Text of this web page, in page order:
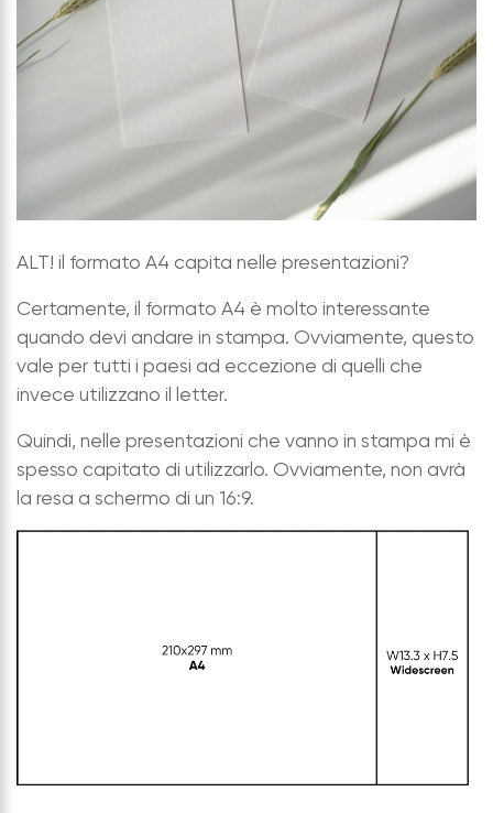
ALT! il formato A4 capita nelle presentazioni?
Certamente, il formato A4 è molto interessante
quando devi andare in stampa. Ovviamente, questo
vale per tutti i paesi ad eccezione di quelli che
invece utilizzano il letter.
Quindi, nelle presentazioni che vanno in stampa mi è
spesso capitato di utilizzarlo. Ovviamente, non avrà
la resa a schermo di un 16:9.